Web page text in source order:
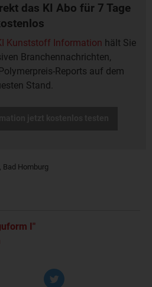
das KI Abo für 7 Tage
Kunststoff Information hält Sie
Branchennachrichten,
Reports auf dem
Stand.
Homburg
I"